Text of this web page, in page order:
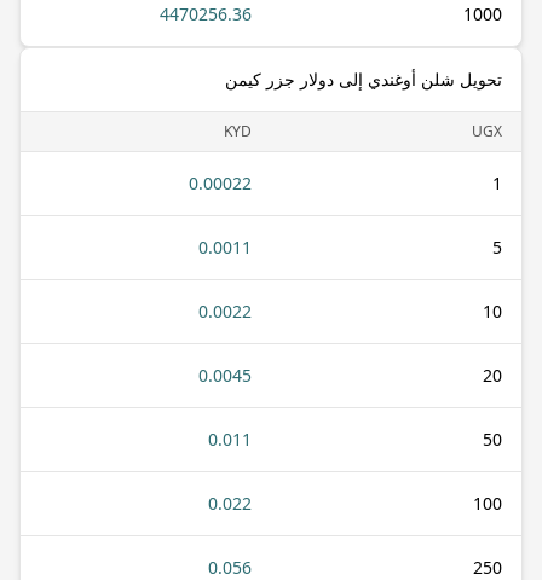
1000
4470256.36
تحويل شلن أوغندي إلى دولار جزر كيمن
UGX
KYD
1
0.00022
5
0.0011
10
0.0022
20
0.0045
50
0.011
100
0.022
250
0.056